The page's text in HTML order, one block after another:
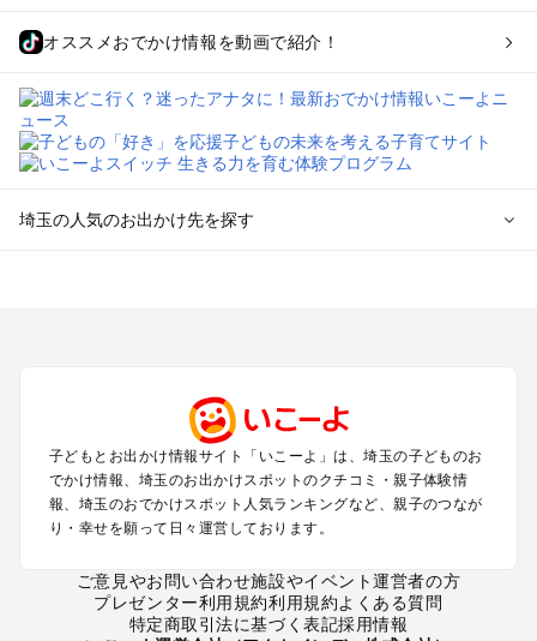
オススメおでかけ情報を動画で紹介！
埼玉の人気のお出かけ先を探す
秩父・長瀞のプールお出かけ
川口・戸田・和光・朝霞のプールお出かけ
飯能・坂戸・東松山・日高のプールお出かけ
久喜・行田・加須・羽生のプールお出かけ
熊谷・太田・足利・古河のプールお出かけ
埼玉の定番お出かけスポット
子どもとお出かけ情報サイト「いこーよ」は、埼玉の子どものお
でかけ情報、埼玉のお出かけスポットのクチコミ・親子体験情
報、埼玉のおでかけスポット人気ランキングなど、親子のつなが
り・幸せを願って日々運営しております。
ご意見やお問い合わせ施設やイベント運営者の方
プレゼンター利用規約利用規約よくある質問
特定商取引法に基づく表記採用情報